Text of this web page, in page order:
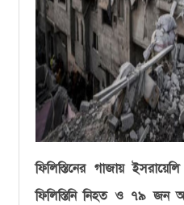
ফিলিস্তিনের গাজায়
ফিলিস্তিনি নিহত ও ৭৯